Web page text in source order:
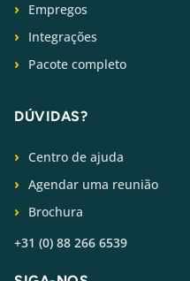
Empregos
Integrações
Pacote completo
DÚVIDAS?
Centro de ajuda
Agendar uma reunião
Brochura
+31 (0) 88 266 6539